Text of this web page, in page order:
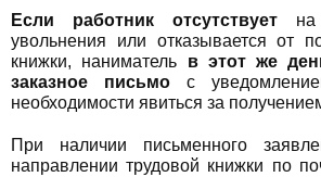
Если работник отсутствует на
увольнения или отказывается от
книжки, наниматель в этот же
заказное письмос
необходимости явиться за
При наличии письменного
направлении трудовой книжки по